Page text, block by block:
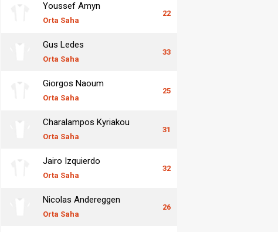
Youssef Amyn
Orta Saha
22
Gus Ledes
Orta Saha
33
Giorgos Naoum
Orta Saha
25
Charalampos Kyriakou
Orta Saha
31
Jairo Izquierdo
Orta Saha
32
Nicolas Andereggen
Orta Saha
26